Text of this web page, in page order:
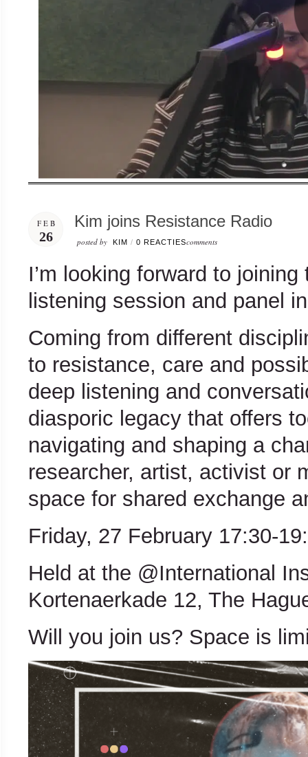
FEB
26
Kim joins Resistance Radio
posted by KIM / 0 REACTIEScomments
I’m looking forward to
listening session and panel
Coming from different
to resistance, care and
deep listening and
diasporic legacy that offers
navigating and shaping a
researcher, artist, activist or
space for shared exchange
Friday, 27 February 17:30-
Held at the @International
Kortenaerkade 12, The
Will you join us? Space is